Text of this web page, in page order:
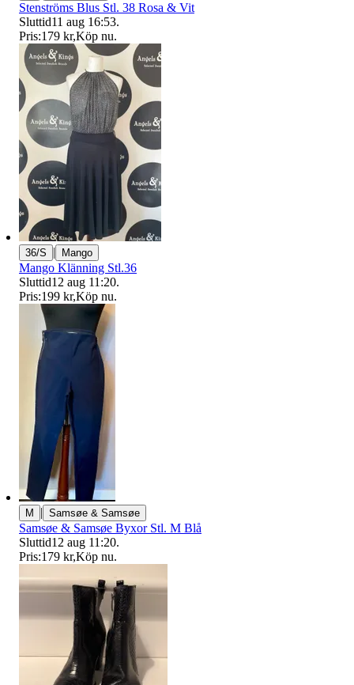
Stenströms Blus Stl. 38 Rosa & Vit
Sluttid11 aug 16:53.
Pris:179 kr,Köp nu.
36/S | Mango
Mango Klänning Stl.36
Sluttid12 aug 11:20.
Pris:199 kr,Köp nu.
M | Samsøe & Samsøe
Samsøe & Samsøe Byxor Stl. M Blå
Sluttid12 aug 11:20.
Pris:179 kr,Köp nu.